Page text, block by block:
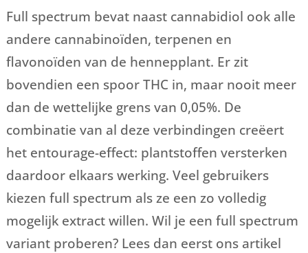
Full spectrum bevat naast cannabidiol ook alle
andere cannabinoïden, terpenen en
flavonoïden van de hennepplant. Er zit
bovendien een spoor THC in, maar nooit meer
dan de wettelijke grens van 0,05%. De
combinatie van al deze verbindingen creëert
het entourage-effect: plantstoffen versterken
daardoor elkaars werking. Veel gebruikers
kiezen full spectrum als ze een zo volledig
mogelijk extract willen. Wil je een full spectrum
variant proberen? Lees dan eerst ons artikel